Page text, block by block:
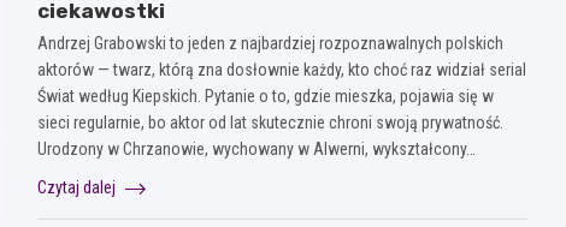
ciekawostki
Andrzej Grabowski to jeden z najbardziej rozpoznawalnych polskich
aktorów — twarz, którą zna dosłownie każdy, kto choć raz widział serial
Świat według Kiepskich. Pytanie o to, gdzie mieszka, pojawia się w
sieci regularnie, bo aktor od lat skutecznie chroni swoją prywatność.
Urodzony w Chrzanowie, wychowany w Alwerni, wykształcony…
Czytaj dalej